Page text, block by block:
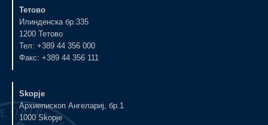
Тетово
Илинденска бр.335
1200 Тетово
Тел: +389 44 356 000
Факс: +389 44 356 111
Skopje
Архиепископ Ангелариј, бр.1
1000 Skopje